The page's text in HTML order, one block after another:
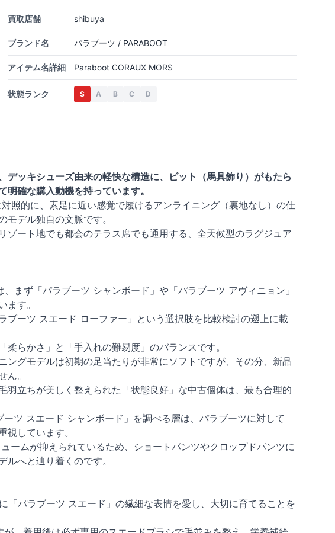
買取店舗 shibuya
ブランド名 パラブーツ / PARABOOT
アイテム名詳細 Paraboot CORAUX MORS
状態ランク S A B C D
ッキシューズ由来の軽快な構造に、ビット（馬具飾り）がもたら
確な購入動機を持っています。
照的に、素足に近い感覚で履けるアンライニング（裏地なし）の仕
デル独自の文脈です。
ート地でも都会のテラス席でも通用する、全天候型のラグジュア
まず「パラブーツ シャンボード」や「パラブーツ アヴィニョン」
す。
ーツ スエード ローファー」という選択肢を比較検討の遡上に載
らかさ」と「手入れの難易度」のバランスです。
グモデルは初期の足当たりが非常にソフトですが、その分、新品
。
立ちが美しく整えられた「状態良好」な中古個体は、最も合理的
ツ スエード シャンボード」を調べる層は、パラブーツに対して
視しています。
ームが抑えられているため、ショートパンツやクロップドパンツに
へと辿り着くのです。
パラブーツ スエード」の繊細な表情を愛し、大切に育てることを